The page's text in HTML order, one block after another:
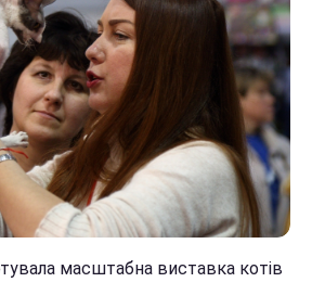
масштабна виставка котів